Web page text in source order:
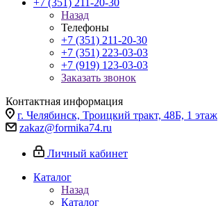
+7 (351) 211-20-30
Назад
Телефоны
+7 (351) 211-20-30
+7 (351) 223-03-03
+7 (919) 123-03-03
Заказать звонок
Контактная информация
г. Челябинск, Троицкий тракт, 48Б, 1 этаж
zakaz@formika74.ru
Личный кабинет
Каталог
Назад
Каталог